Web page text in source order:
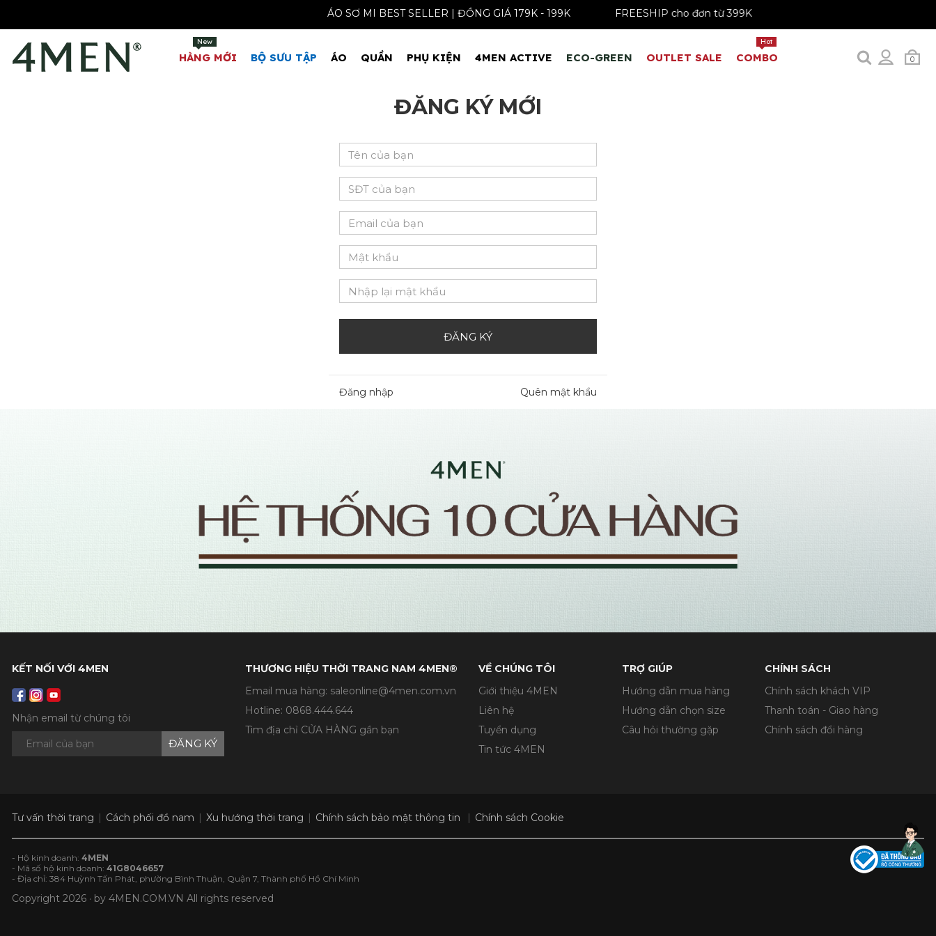
ÁO SƠ MI BEST SELLER | ĐỒNG GIÁ 179K - 199K FREESHIP cho đơn từ 399K
0
HÀNG MỚI
New
BỘ SƯU TẬP ÁO QUẦN PHỤ KIỆN 4MEN ACTIVE ECO-GREEN OUTLET SALE COMBO
Hot
ĐĂNG KÝ MỚI
ĐĂNG KÝ
Đăng nhập Quên mật khẩu
KẾT NỐI VỚI 4MEN
Nhận email từ chúng tôi
ĐĂNG KÝ
THƯƠNG HIỆU THỜI TRANG NAM 4MEN®
Email mua hàng: saleonline@4men.com.vn
Hotline: 0868.444.644
Tìm địa chỉ CỬA HÀNG gần bạn
VỀ CHÚNG TÔI
Giới thiệu 4MEN
Liên hệ
Tuyển dụng
Tin tức 4MEN
TRỢ GIÚP
Hướng dẫn mua hàng
Hướng dẫn chọn size
Câu hỏi thường gặp
CHÍNH SÁCH
Chính sách khách VIP
Thanh toán - Giao hàng
Chính sách đổi hàng
Tư vấn thời trang Cách phối đồ nam Xu hướng thời trang Chính sách bảo mật thông tin Chính sách Cookie
- Hộ kinh doanh: 4MEN
- Mã số hộ kinh doanh: 41G8046657
- Địa chỉ: 384 Huỳnh Tấn Phát, phường Bình Thuận, Quận 7, Thành phố Hồ Chí Minh
Copyright 2026 · by 4MEN.COM.VN All rights reserved